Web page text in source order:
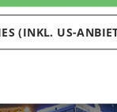
(INKL. US-